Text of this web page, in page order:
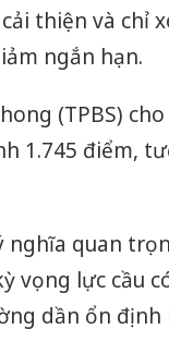
thiện và chỉ
ngắn hạn.
(TPBS)
1.745 điểm,
nghĩa quan
vọng lực cầu
dần ổn